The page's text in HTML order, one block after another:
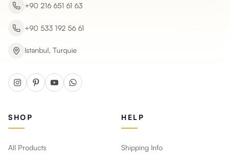
+90 216 651 61 63
+90 533 192 56 61
Istanbul, Turquie
SHOP
All Products
HELP
Shipping Info